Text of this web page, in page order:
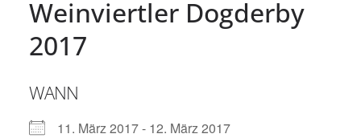
Weinviertler Dogderby
2017
WANN
11. März 2017 - 12. März 2017